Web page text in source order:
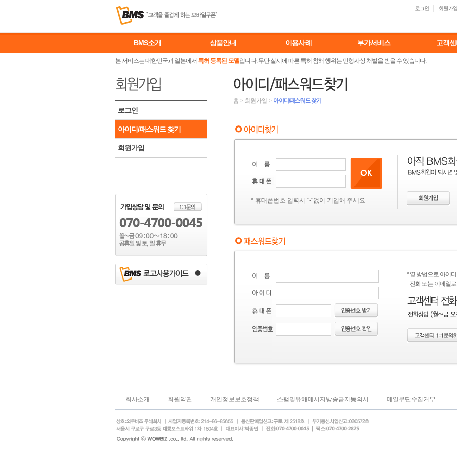
BMS소개 상품안내 이용사례 부가서비스 고객
본 서비스는 대한민국과 일본에서 특허 등록된 모델입니다. 무단 실시에 따른 특허 침해 행위는 민형사상 처벌을 받을 수 있습니다.
로그인
아이디/패스워드 찾기
회원가입
홈 > 회원가입 > 아이디/패스워드 찾기
* 휴대폰번호 입력시 "-"없이 기입해 주세요.
* 옆 방법으로 아이
전화 또는 이메일
회사소개 회원약관 개인정보보호정책 스팸및유해메시지방송금지동의서 메일무단수집거부